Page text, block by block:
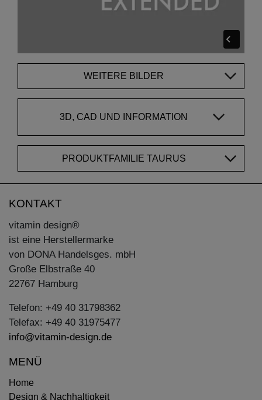
WEITERE BILDER
3D, CAD UND INFORMATION
PRODUKTFAMILIE TAURUS
KONTAKT
vitamin design®
ist eine Herstellermarke
von DONA Handelsges. mbH
Große Elbstraße 40
22767 Hamburg
Telefon: +49 40 31798362
Telefax: +49 40 31975477
info@vitamin-design.de
MENÜ
Home
Design & Nachhaltigkeit